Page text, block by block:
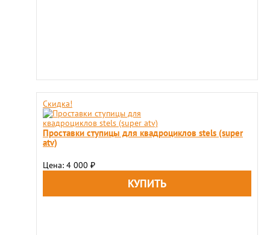
Скидка!
Проставки ступицы для квадроциклов stels (super
atv)
Цена: 4 000 ₽